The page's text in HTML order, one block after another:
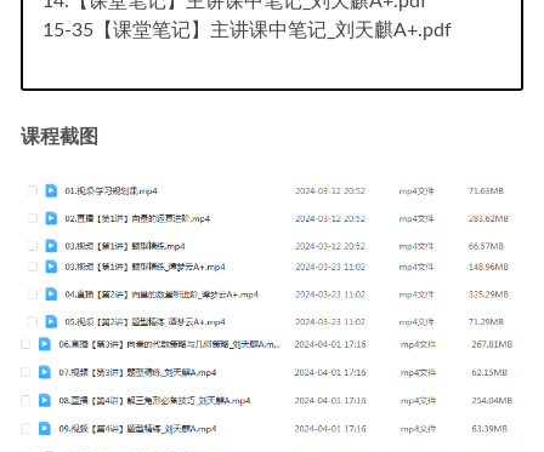
15-35【课堂笔记】主讲课中笔记_刘天麒A+.pdf
课程截图